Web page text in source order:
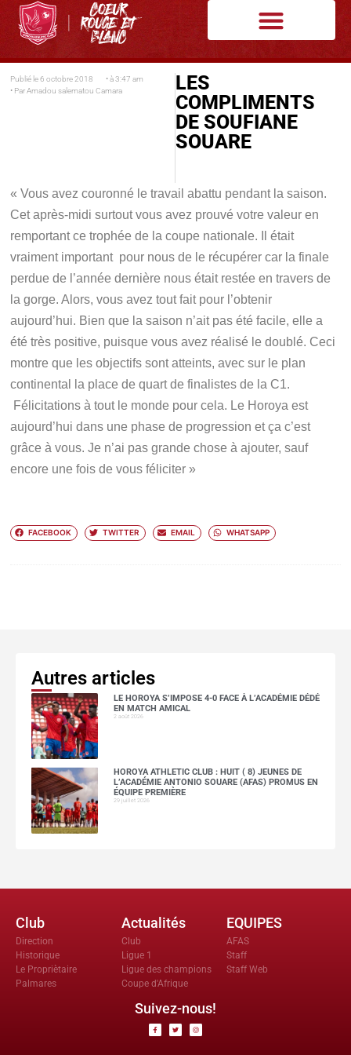
Publié le 6 octobre 2018 • à 3:47 am
• ParAmadou salematou Camara
LES
COMPLIMENTS
DE SOUFIANE
SOUARE
« Vous avez couronné le travail abattu pendant la saison.
Cet après-midi surtout vous avez prouvé votre valeur en
remportant ce trophée de la coupe nationale. Il était
vraiment important pour nous de le récupérer car la finale
perdue de l’année dernière nous était restée en travers de
la gorge. Alors, vous avez tout fait pour l’obtenir
aujourd’hui. Bien que la saison n’ait pas été facile, elle a
été très positive, puisque vous avez réalisé le doublé. Ceci
montre que les objectifs sont atteints, avec sur le plan
continental la place de quart de finalistes de la C1.
Félicitations à tout le monde pour cela. Le Horoya est
aujourd’hui dans une phase de progression et ça c’est
grâce à vous. Je n’ai pas grande chose à ajouter, sauf
encore une fois de vous féliciter »
FACEBOOK TWITTER EMAIL WHATSAPP
Autres articles
LE HOROYA S’IMPOSE 4-0 FACE À L’ACADÉMIE DÉDÉ
EN MATCH AMICAL
2 août 2026
HOROYA ATHLETIC CLUB : HUIT ( 8) JEUNES DE
L’ACADÉMIE ANTONIO SOUARE (AFAS) PROMUS EN
ÉQUIPE PREMIÈRE
29 juillet 2026
Club
Direction
Historique
Le Propriètaire
Palmares
Actualités
Club
Ligue 1
Ligue des champions
Coupe d'Afrique
EQUIPES
AFAS
Staff
Staff Web
Suivez-nous!